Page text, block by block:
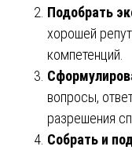
Подобрать
хорошей
компетенций.
вопросы,
разрешения
Собрать и